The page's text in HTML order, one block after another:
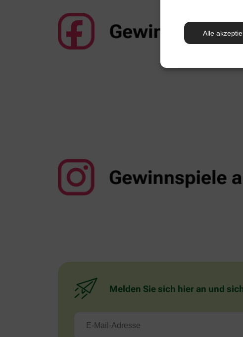
Alle
Melden Sie sich hier an und